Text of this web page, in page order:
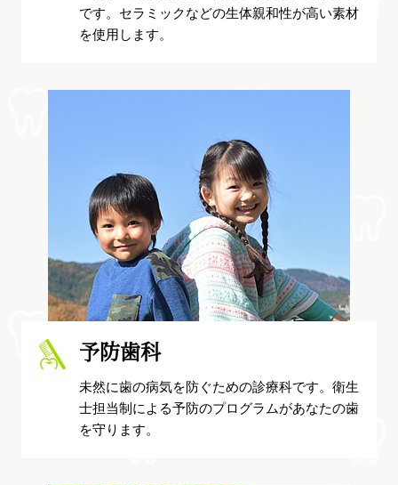
です。セラミックなどの生体親和性が高い素材
を使用します。
予防歯科
未然に歯の病気を防ぐための診療科です。衛生
士担当制による予防のプログラムがあなたの歯
を守ります。